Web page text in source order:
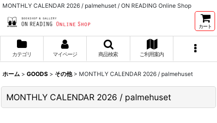
MONTHLY CALENDAR 2026 / palmehuset / ON READING Online Shop
カート
カテゴリ マイページ 商品検索 ご利用案内
ホーム > GOODS > その他 > MONTHLY CALENDAR 2026 / palmehuset
MONTHLY CALENDAR 2026 / palmehuset